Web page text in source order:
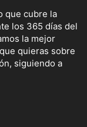
que cubre la
los 365 días del
la mejor
quieras sobre
siguiendo a